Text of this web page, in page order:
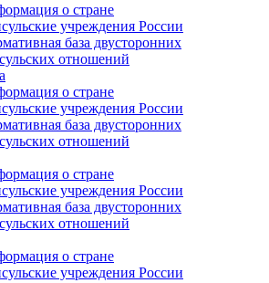
о стране
учреждения России
база двусторонних
отношений
о стране
учреждения России
база двусторонних
отношений
о стране
учреждения России
база двусторонних
отношений
о стране
учреждения России